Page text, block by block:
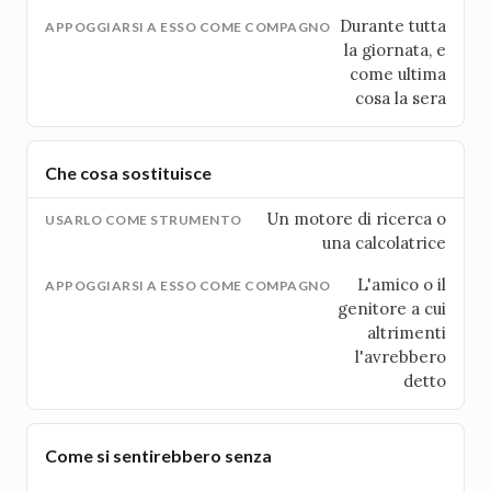
Durante tutta
la giornata, e
come ultima
cosa la sera
Che cosa sostituisce
Un motore di ricerca o
una calcolatrice
L'amico o il
genitore a cui
altrimenti
l'avrebbero
detto
Come si sentirebbero senza